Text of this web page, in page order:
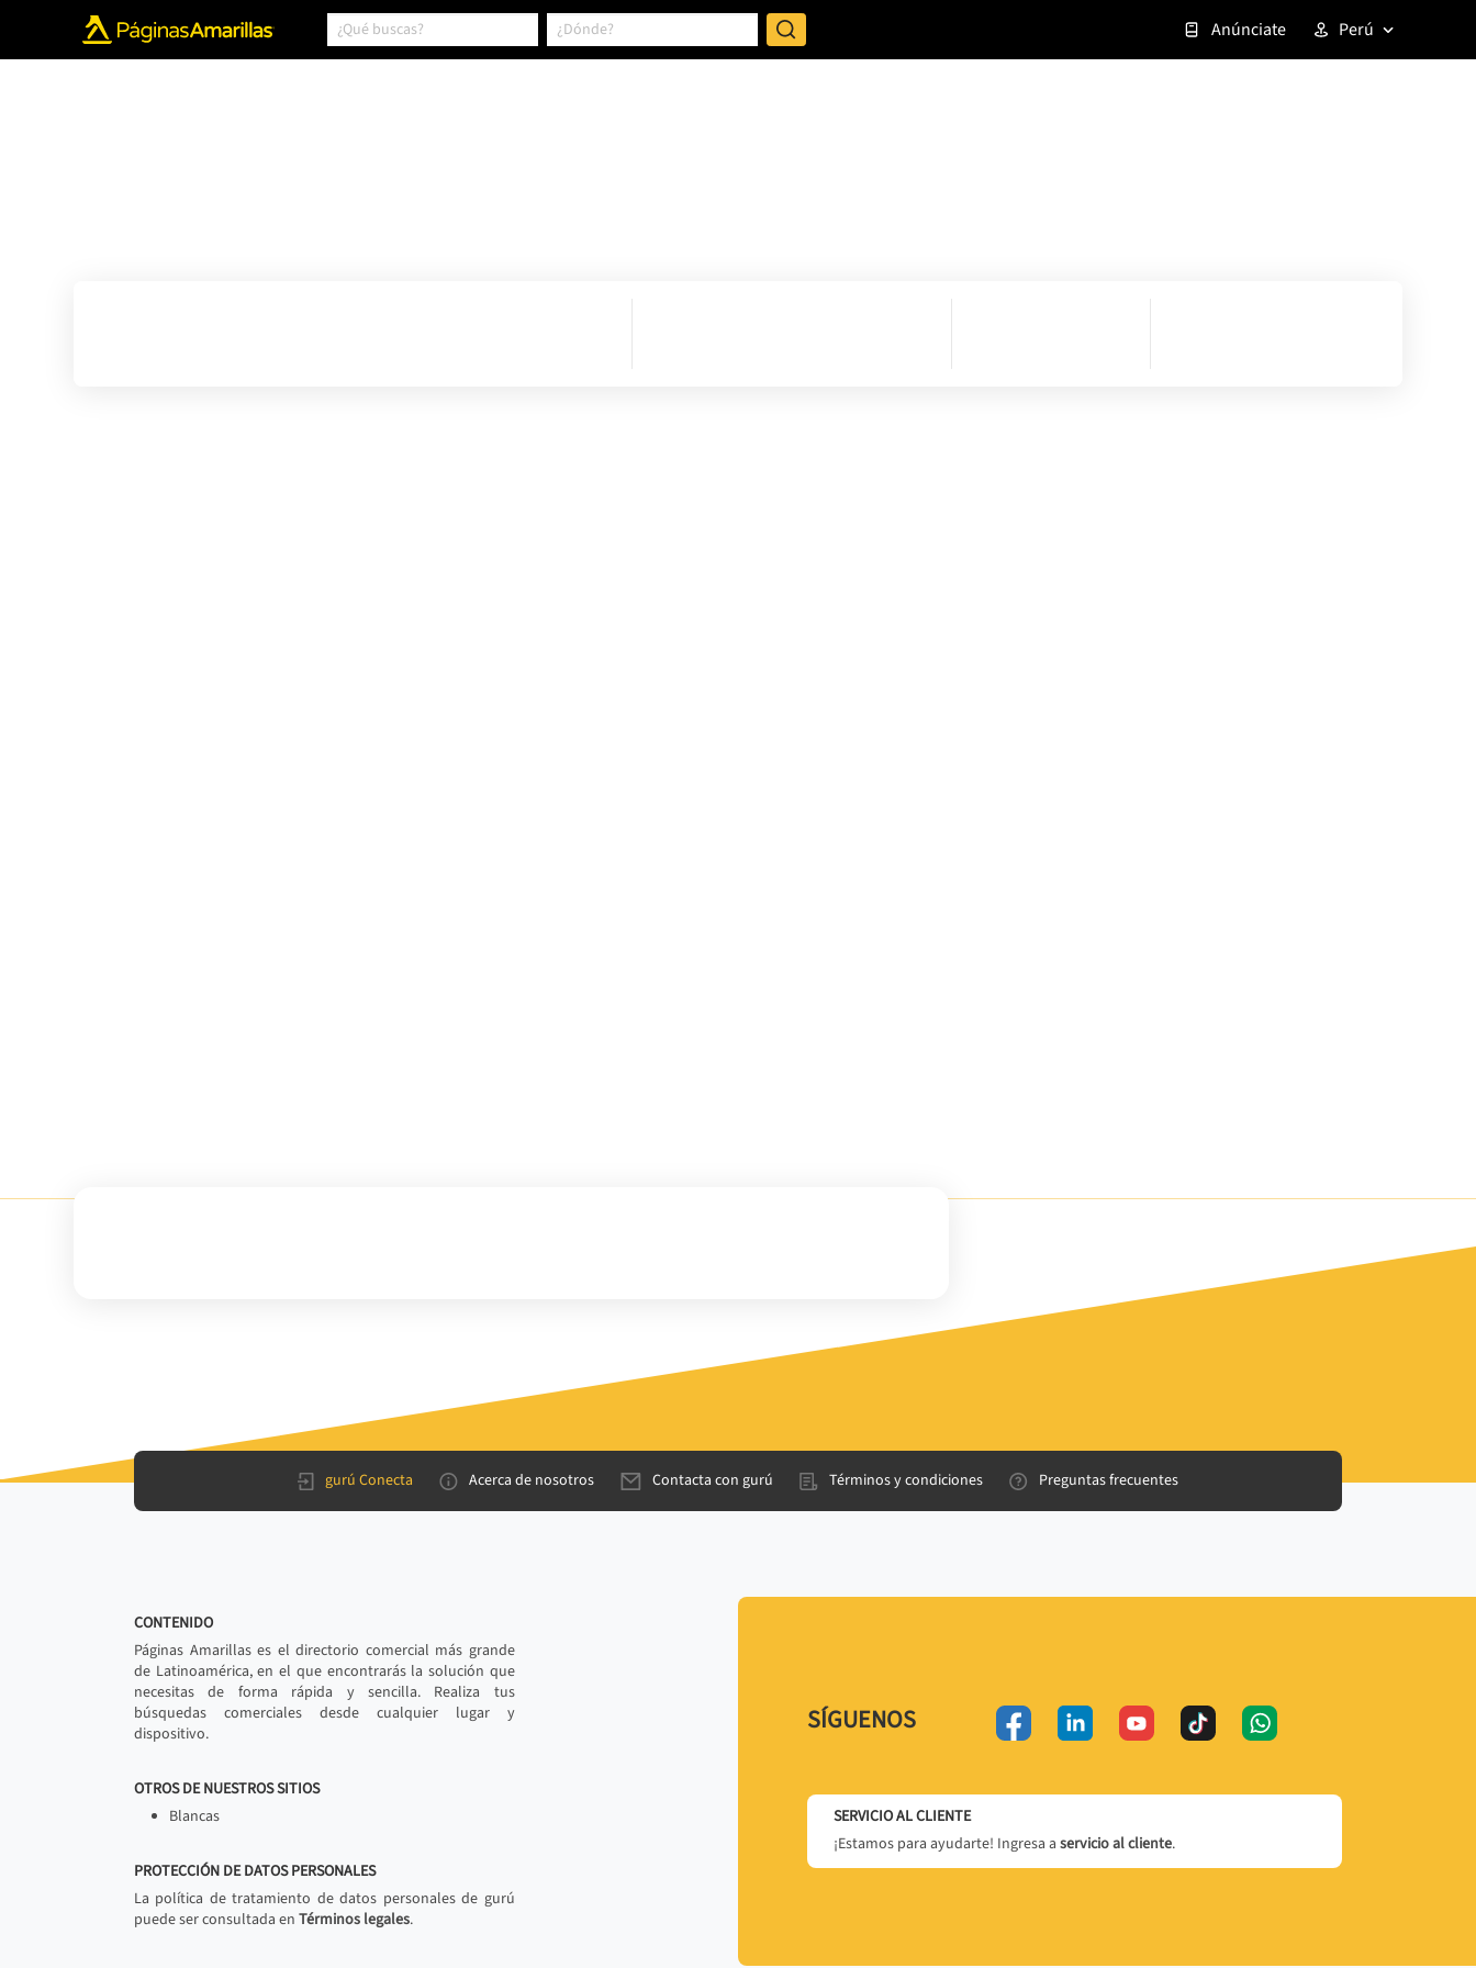
Anúnciate Perú
gurú Conecta Acerca de nosotros Contacta con gurú Términos y condiciones Preguntas frecuentes
CONTENIDO
Páginas Amarillas es el directorio comercial más grande
de Latinoamérica, en el que encontrarás la solución que
necesitas de forma rápida y sencilla. Realiza tus
búsquedas comerciales desde cualquier lugar y
dispositivo.
OTROS DE NUESTROS SITIOS
Blancas
PROTECCIÓN DE DATOS PERSONALES
La política de tratamiento de datos personales de gurú
puede ser consultada en Términos legales.
SÍGUENOS
SERVICIO AL CLIENTE
¡Estamos para ayudarte! Ingresa a servicio al cliente.